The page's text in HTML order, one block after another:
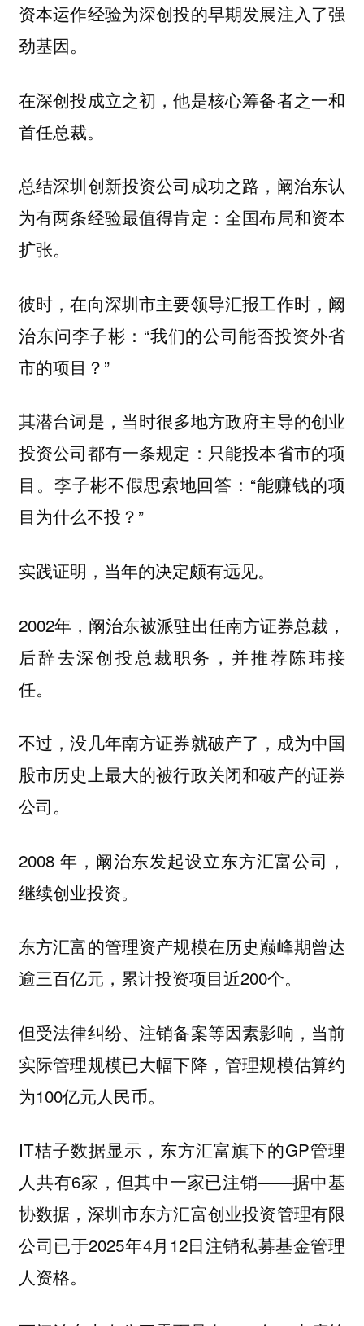
资本运作经验为深创投的早期发展注入了强
劲基因。
在深创投成立之初，他是核心筹备者之一和
首任总裁。
总结深圳创新投资公司成功之路，阚治东认
为有两条经验最值得肯定：全国布局和资本
扩张。
彼时，在向深圳市主要领导汇报工作时，阚
治东问李子彬：“我们的公司能否投资外省
市的项目？”
其潜台词是， 当时很多地方政府主导的创业
投资公司都有一条规定： 只能投本省市的项
目 。李子彬不假思索地回答：“能赚钱的项
目为什么不投？”
实践证明，当年的决定颇有远见。
2002年，阚治东被派驻出任南方证券总裁，
后辞去深创投总裁职务，并推荐陈玮接
任。
不过，没几年南方证券就破产了，成为中国
股市历史上最大的被行政关闭和破产的证券
公司。
2008 年，阚治东发起设立东方汇富公司，
继续创业投资。
东方汇富的管理资产规模在历史巅峰期曾达
逾三百亿元，累计投资项目近200个。
但受法律纠纷、注销备案等因素影响，当前
实际管理规模已大幅下降，管理规模估算约
为100亿元人民币。
IT桔子数据显示，东方汇富旗下的GP管理
人共有6家，但其中一家已注销——据中基
协数据，深圳市东方汇富创业投资管理有限
公司已于2025年4月12日注销私募基金管理
人资格。